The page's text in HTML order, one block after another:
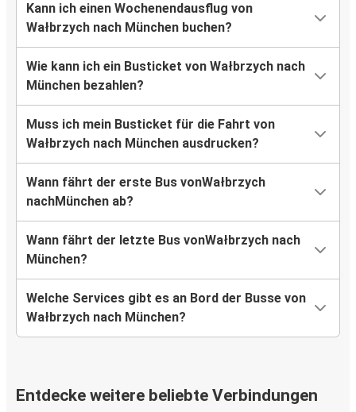
Kann ich einen Wochenendausflug von
Wałbrzych nach München buchen?
Wie kann ich ein Busticket von Wałbrzych nach
München bezahlen?
Muss ich mein Busticket für die Fahrt von
Wałbrzych nach München ausdrucken?
Wann fährt der erste Bus vonWałbrzych
nachMünchen ab?
Wann fährt der letzte Bus vonWałbrzych nach
München?
Welche Services gibt es an Bord der Busse von
Wałbrzych nach München?
Entdecke weitere beliebte Verbindungen